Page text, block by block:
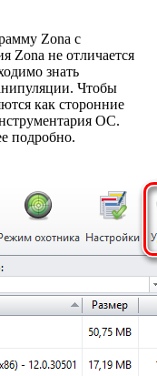
Zona с
Zona не отличается
знать
Чтобы
как сторонние
ОС.
подробно.